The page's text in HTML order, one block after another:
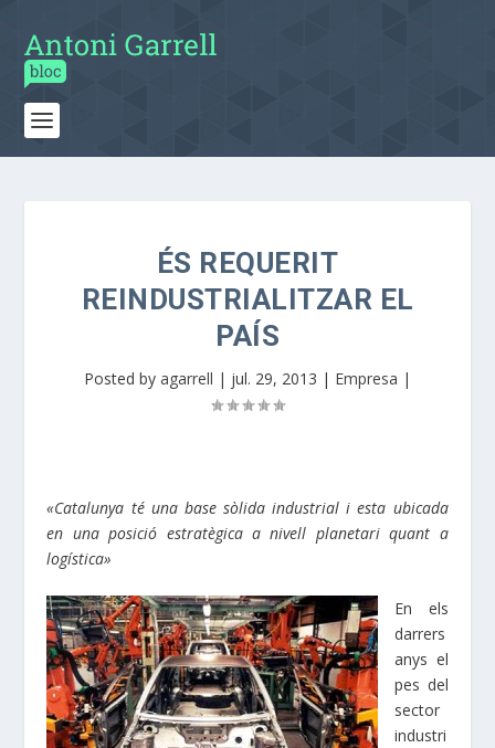
ÉS REQUERIT
REINDUSTRIALITZAR EL
PAÍS
Posted by agarrell | jul. 29, 2013 | Empresa |
«Catalunya té una base sòlida industrial i esta ubicada
en una posició estratègica a nivell planetari quant a
logística»
En els
darrers
anys el
pes del
sector
industri